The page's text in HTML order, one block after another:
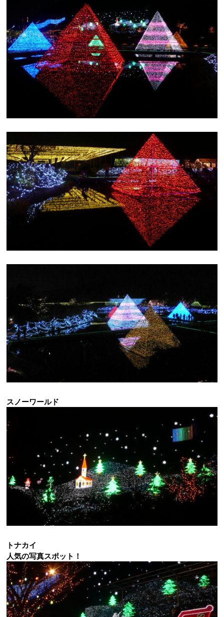
スノーワールド
トナカイ
人気の写真スポット！